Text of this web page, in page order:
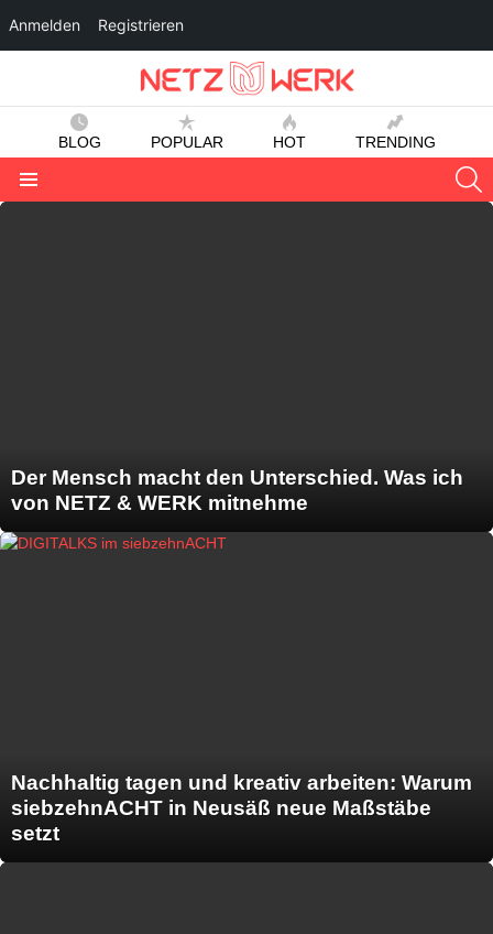
BLOG POPULAR HOT TRENDING
Der Mensch macht den Unterschied. Was ich
von NETZ & WERK mitnehme
Nachhaltig tagen und kreativ arbeiten: Warum
siebzehnACHT in Neusäß neue Maßstäbe
setzt
Anmelden Registrieren